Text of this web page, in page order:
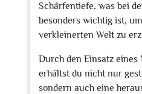
Schärfentiefe, was bei
besonders wichtig ist,
verkleinerten Welt zu
Durch den Einsatz
erhältst du nicht nur
sondern auch eine